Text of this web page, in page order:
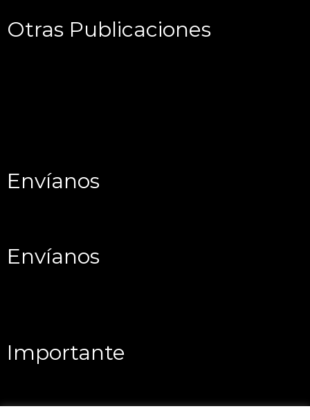
Otras Publicaciones
Envíanos
Envíanos
Importante